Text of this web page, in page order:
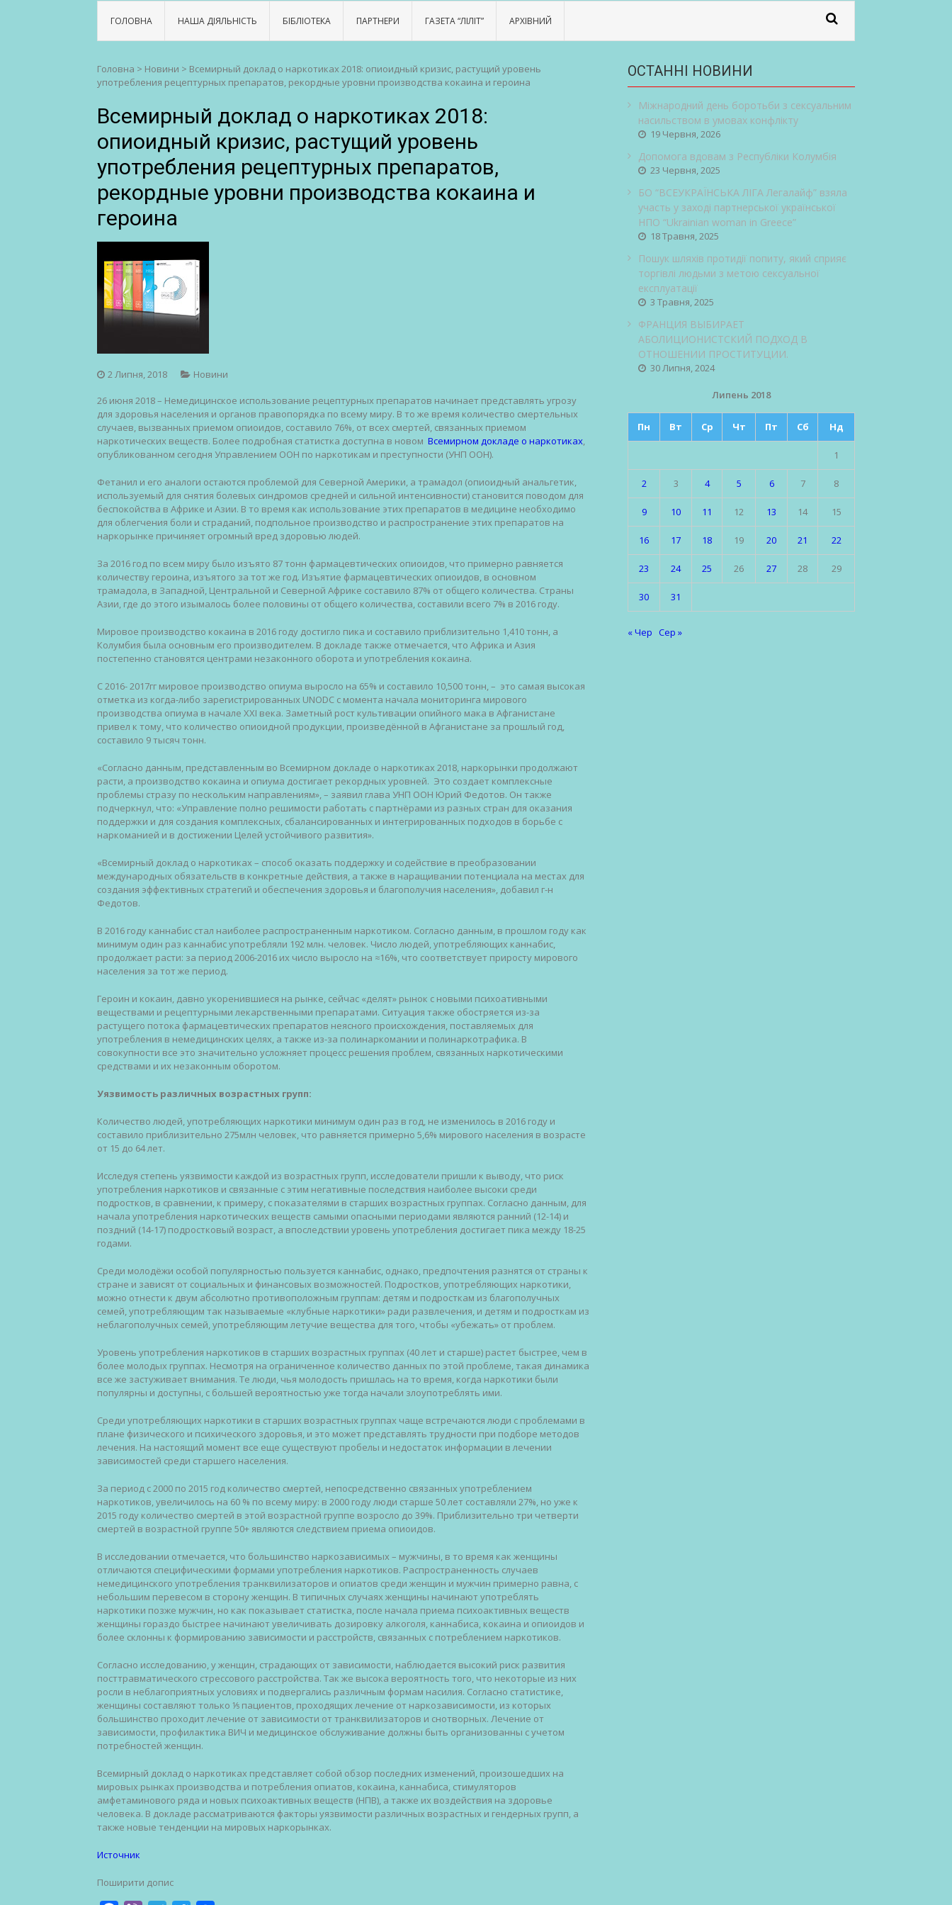
ГОЛОВНА НАША ДІЯЛЬНІСТЬ БІБЛІОТЕКА ПАРТНЕРИ ГАЗЕТА “ЛІЛІТ” АРХІВНИЙ
Головна > Новини > Всемирный доклад о наркотиках 2018: опиоидный кризис, растущий уровень
употребления рецептурных препаратов, рекордные уровни производства кокаина и героина
Всемирный доклад о наркотиках 2018:
опиоидный кризис, растущий уровень
употребления рецептурных препаратов,
рекордные уровни производства кокаина и
героина
2 Липня, 2018 Новини
26 июня 2018 – Немедицинское использование рецептурных препаратов начинает представлять угрозу
для здоровья населения и органов правопорядка по всему миру. В то же время количество смертельных
случаев, вызванных приемом опиоидов, составило 76%, от всех смертей, связанных приемом
наркотических веществ. Более подробная статистка доступна в новом Всемирном докладе о наркотиках
опубликованном сегодня Управлением ООН по наркотикам и преступности (УНП ООН).
Фетанил и его аналоги остаются проблемой для Северной Америки, а трамадол (опиоидный анальгетик,
используемый для снятия болевых синдромов средней и сильной интенсивности) становится поводом для
беспокойства в Африке и Азии. В то время как использование этих препаратов в медицине необходимо
для облегчения боли и страданий, подпольное производство и распространение этих препаратов на
наркорынке причиняет огромный вред здоровью людей.
За 2016 год по всем миру было изъято 87 тонн фармацевтических опиоидов, что примерно равняется
количеству героина, изъятого за тот же год. Изъятие фармацевтических опиоидов, в основном
трамадола, в Западной, Центральной и Северной Африке составило 87% от общего количества. Страны
Азии, где до этого изымалось более половины от общего количества, составили всего 7% в 2016 году.
Мировое производство кокаина в 2016 году достигло пика и составило приблизительно 1,410 тонн, а
Колумбия была основным его производителем. В докладе также отмечается, что Африка и Азия
постепенно становятся центрами незаконного оборота и употребления кокаина.
С 2016- 2017гг мировое производство опиума выросло на 65% и составило 10,500 тонн, – это самая высокая
отметка из когда-либо зарегистрированных UNODC с момента начала мониторинга мирового
производства опиума в начале ХХI века. Заметный рост культивации опийного мака в Афганистане
привел к тому, что количество опиоидной продукции, произведённой в Афганистане за прошлый год,
составило 9 тысяч тонн.
«Согласно данным, представленным во Всемирном докладе о наркотиках 2018, наркорынки продолжают
расти, а производство кокаина и опиума достигает рекордных уровней. Это создает комплексные
проблемы стразу по нескольким направлениям», – заявил глава УНП ООН Юрий Федотов. Он также
подчеркнул, что: «Управление полно решимости работать с партнёрами из разных стран для оказания
поддержки и для создания комплексных, сбалансированных и интегрированных подходов в борьбе с
наркоманией и в достижении Целей устойчивого развития».
«Всемирный доклад о наркотиках – способ оказать поддержку и содействие в преобразовании
международных обязательств в конкретные действия, а также в наращивании потенциала на местах для
создания эффективных стратегий и обеспечения здоровья и благополучия населения», добавил г-н
Федотов.
В 2016 году каннабис стал наиболее распространенным наркотиком. Согласно данным, в прошлом году как
минимум один раз каннабис употребляли 192 млн. человек. Число людей, употребляющих каннабис,
продолжает расти: за период 2006-2016 их число выросло на ≈16%, что соответствует приросту мирового
населения за тот же период.
Героин и кокаин, давно укоренившиеся на рынке, сейчас «делят» рынок с новыми психоативными
веществами и рецептурными лекарственными препаратами. Ситуация также обостряется из-за
растущего потока фармацевтических препаратов неясного происхождения, поставляемых для
употребления в немедицинских целях, а также из-за полинаркомании и полинаркотрафика. В
совокупности все это значительно усложняет процесс решения проблем, связанных наркотическими
средствами и их незаконным оборотом.
Уязвимость различных возрастных групп:
Количество людей, употребляющих наркотики минимум один раз в год, не изменилось в 2016 году и
составило приблизительно 275млн человек, что равняется примерно 5,6% мирового населения в возрасте
от 15 до 64 лет.
Исследуя степень уязвимости каждой из возрастных групп, исследователи пришли к выводу, что риск
употребления наркотиков и связанные с этим негативные последствия наиболее высоки среди
подростков, в сравнении, к примеру, с показателями в старших возрастных группах. Согласно данным, для
начала употребления наркотических веществ самыми опасными периодами являются ранний (12-14) и
поздний (14-17) подростковый возраст, а впоследствии уровень употребления достигает пика между 18-25
годами.
Среди молодёжи особой популярностью пользуется каннабис, однако, предпочтения разнятся от страны к
стране и зависят от социальных и финансовых возможностей. Подростков, употребляющих наркотики,
можно отнести к двум абсолютно противоположным группам: детям и подросткам из благополучных
семей, употребляющим так называемые «клубные наркотики» ради развлечения, и детям и подросткам из
неблагополучных семей, употребляющим летучие вещества для того, чтобы «убежать» от проблем.
Уровень употребления наркотиков в старших возрастных группах (40 лет и старше) растет быстрее, чем в
более молодых группах. Несмотря на ограниченное количество данных по этой проблеме, такая динамика
все же застуживает внимания. Те люди, чья молодость пришлась на то время, когда наркотики были
популярны и доступны, с большей вероятностью уже тогда начали злоупотреблять ими.
Среди употребляющих наркотики в старших возрастных группах чаще встречаются люди с проблемами в
плане физического и психического здоровья, и это может представлять трудности при подборе методов
лечения. На настоящий момент все еще существуют пробелы и недостаток информации в лечении
зависимостей среди старшего населения.
За период с 2000 по 2015 год количество смертей, непосредственно связанных употреблением
наркотиков, увеличилось на 60 % по всему миру: в 2000 году люди старше 50 лет составляли 27%, но уже к
2015 году количество смертей в этой возрастной группе возросло до 39%. Приблизительно три четверти
смертей в возрастной группе 50+ являются следствием приема опиоидов.
В исследовании отмечается, что большинство наркозависимых – мужчины, в то время как женщины
отличаются специфическими формами употребления наркотиков. Распространенность случаев
немедицинского употребления транквилизаторов и опиатов среди женщин и мужчин примерно равна, с
небольшим перевесом в сторону женщин. В типичных случаях женщины начинают употреблять
наркотики позже мужчин, но как показывает статистка, после начала приема психоактивных веществ
женщины гораздо быстрее начинают увеличивать дозировку алкоголя, каннабиса, кокаина и опиоидов и
более склонны к формированию зависимости и расстройств, связанных с потреблением наркотиков.
Согласно исследованию, у женщин, страдающих от зависимости, наблюдается высокий риск развития
посттравматического стрессового расстройства. Так же высока вероятность того, что некоторые из них
росли в неблагоприятных условиях и подвергались различным формам насилия. Согласно статистике,
женщины составляют только ⅕ пациентов, проходящих лечение от наркозависимости, из которых
большинство проходит лечение от зависимости от транквилизаторов и снотворных. Лечение от
зависимости, профилактика ВИЧ и медицинское обслуживание должны быть организованны с учетом
потребностей женщин.
Всемирный доклад о наркотиках представляет собой обзор последних изменений, произошедших на
мировых рынках производства и потребления опиатов, кокаина, каннабиса, стимуляторов
амфетаминового ряда и новых психоактивных веществ (НПВ), а также их воздействия на здоровье
человека. В докладе рассматриваются факторы уязвимости различных возрастных и гендерных групп, а
также новые тенденции на мировых наркорынках.
Источник
Поширити допис
ОСТАННІ НОВИНИ
Міжнародний день боротьби з сексуальним
насильством в умовах конфлікту
19 Червня, 2026
Допомога вдовам з Республіки Колумбія
23 Червня, 2025
БО “ВСЕУКРАЇНСЬКА ЛІГА Легалайф” взяла
участь у заході партнерської української
НПО “Ukrainian woman in Greece”
18 Травня, 2025
Пошук шляхів протидії попиту, який сприяє
торгівлі людьми з метою сексуальної
експлуатації
3 Травня, 2025
ФРАНЦИЯ ВЫБИРАЕТ
АБОЛИЦИОНИСТСКИЙ ПОДХОД В
ОТНОШЕНИИ ПРОСТИТУЦИИ.
30 Липня, 2024
Липень 2018
Пн Вт Ср Чт Пт Сб Нд
1
2 3 4 5 6 7 8
9 10 11 12 13 14 15
16 17 18 19 20 21 22
23 24 25 26 27 28 29
30 31
« Чер Сер »